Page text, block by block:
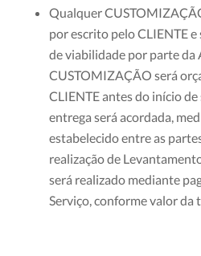
Qualquer
por escrito pelo CLIENTE
de viabilidade por parte da
CUSTOMIZAÇÃO será
CLIENTE antes do início de
entrega será acordada,
estabelecido entre as
realização de
será realizado mediante
Serviço, conforme valor da